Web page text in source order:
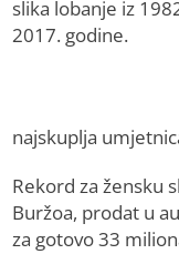
slika lobanje iz
2017. godine.
najskuplja
Rekord za žensku
Buržoa, prodat u
za gotovo 33